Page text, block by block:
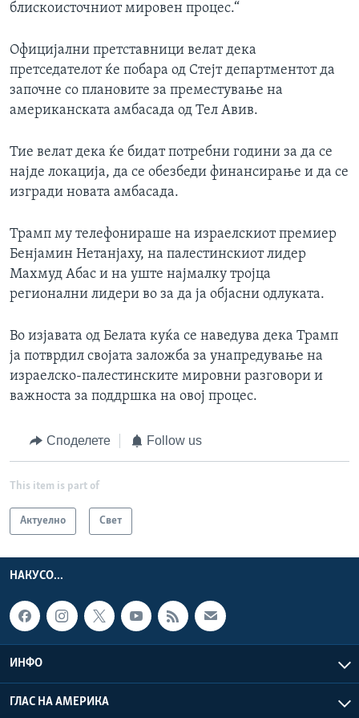
блискоисточниот мировен процес.“
Официјални претставници велат дека
претседателот ќе побара од Стејт департментот да
започне со плановите за преместување на
американската амбасада од Тел Авив.
Тие велат дека ќе бидат потребни години за да се
најде локација, да се обезбеди финансирање и да се
изгради новата амбасада.
Трамп му телефонираше на израелскиот премиер
Бенјамин Нетанјаху, на палестинскиот лидер
Махмуд Абас и на уште најмалку тројца
регионални лидери во за да ја објасни одлуката.
Во изјавата од Белата куќа се наведува дека Трамп
ја потврдил својата заложба за унапредување на
израелско-палестинските мировни разговори и
важноста за поддршка на овој процес.
Споделете Follow us
This item is part of
Актуелно Свет
НАКУСО...
ИНФО
ГЛАС НА АМЕРИКА